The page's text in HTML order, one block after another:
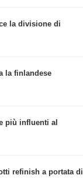
la divisione di
la finlandese
più influenti al
refinish a portata di